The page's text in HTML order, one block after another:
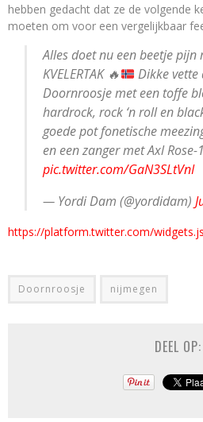
hebben gedacht dat ze de volgende
moeten om voor een vergelijkbaar
Alles doet nu een beetje pijn
KVELERTAK 🔥
Dikke
Doornroosje met een toffe
hardrock, rock ‘n roll en
goede pot fonetische
en een zanger met Axl Rose-
pic.twitter.com/GaN3SLtVnI
— Yordi Dam (@yordidam)
https://platform.twitter.com/widgets.js
Doornroosje nijmegen
DEEL OP: